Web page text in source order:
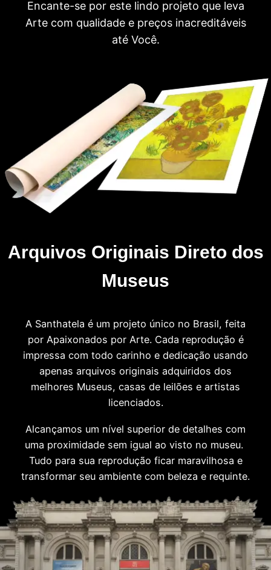
Encante-se por este lindo projeto que leva
Arte com qualidade e preços inacreditáveis
até Você.
Arquivos Originais Direto dos
Museus
A Santhatela é um projeto único no Brasil, feita
por Apaixonados por Arte. Cada reprodução é
impressa com todo carinho e dedicação usando
apenas arquivos originais adquiridos dos
melhores Museus, casas de leilões e artistas
licenciados.
Alcançamos um nível superior de detalhes com
uma proximidade sem igual ao visto no museu.
Tudo para sua reprodução ficar maravilhosa e
transformar seu ambiente com beleza e requinte.